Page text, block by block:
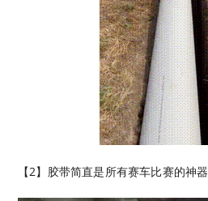
【2】胶带简直是所有赛车比赛的神器